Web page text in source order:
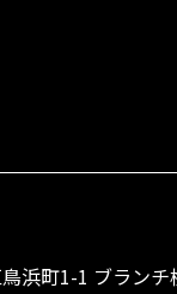
浜町1-1 ブランチ